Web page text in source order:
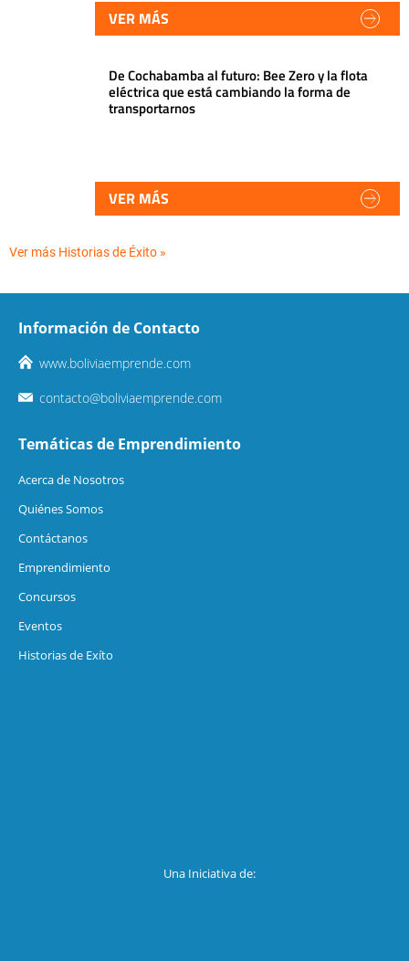
VER MÁS
De Cochabamba al futuro: Bee Zero y la flota
eléctrica que está cambiando la forma de
transportarnos
VER MÁS
Ver más Historias de Éxito »
Información de Contacto
www.boliviaemprende.com
contacto@boliviaemprende.com
Temáticas de Emprendimiento
Acerca de Nosotros
Quiénes Somos
Contáctanos
Emprendimiento
Concursos
Eventos
Historias de Exíto
Una Iniciativa de: